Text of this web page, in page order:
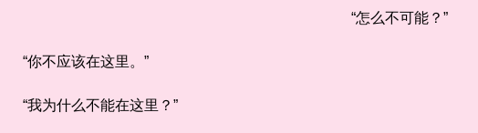
“怎么不可能？”
“你不应该在这里。”
“我为什么不能在这里？”